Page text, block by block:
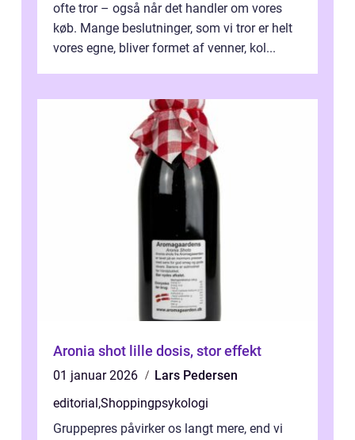
ofte tror – også når det handler om vores
køb. Mange beslutninger, som vi tror er helt
vores egne, bliver formet af venner, kol...
Aronia shot lille dosis, stor effekt
01 januar 2026
Lars Pedersen
editorial ,Shoppingpsykologi
Gruppepres påvirker os langt mere, end vi